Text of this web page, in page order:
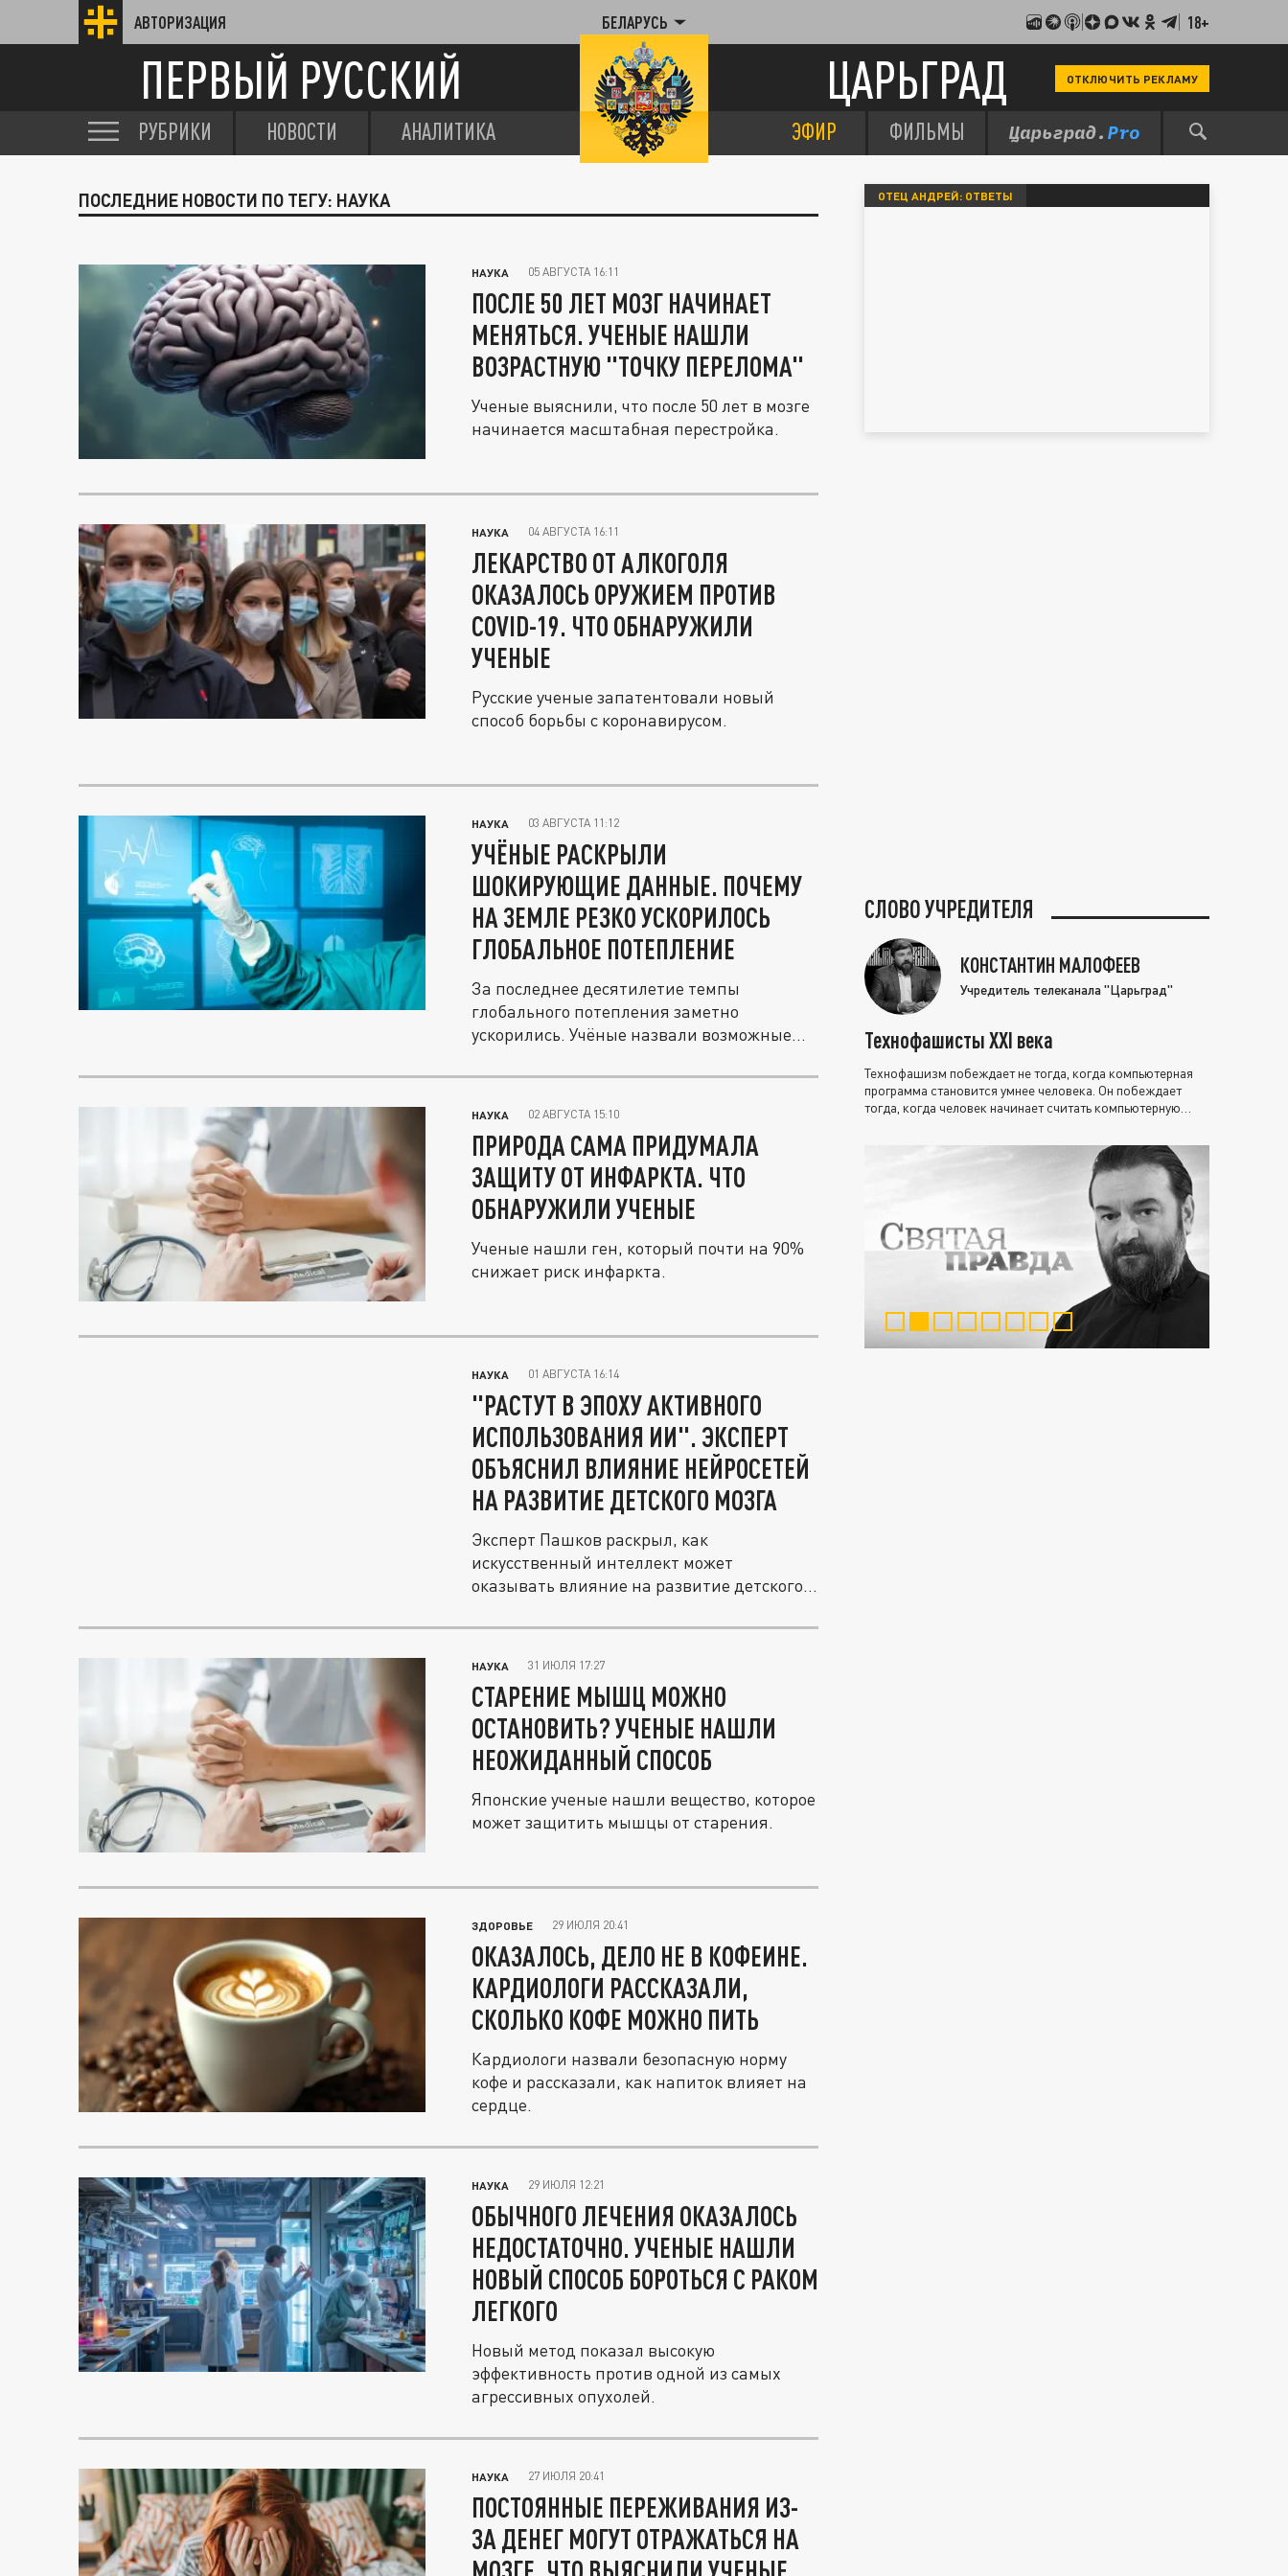
АВТОРИЗАЦИЯ БЕЛАРУСЬ 18+
ПЕРВЫЙ РУССКИЙ ЦАРЬГРАД ОТКЛЮЧИТЬ РЕКЛАМУ
РУБРИКИ НОВОСТИ АНАЛИТИКА ЭФИР ФИЛЬМЫ
ПОСЛЕДНИЕ НОВОСТИ ПО ТЕГУ: НАУКА
НАУКА 05 АВГУСТА 16:11
ПОСЛЕ 50 ЛЕТ МОЗГ НАЧИНАЕТ
МЕНЯТЬСЯ. УЧЕНЫЕ НАШЛИ
ВОЗРАСТНУЮ "ТОЧКУ ПЕРЕЛОМА"
Ученые выяснили, что после 50 лет в мозге
начинается масштабная перестройка.
НАУКА 04 АВГУСТА 16:11
ЛЕКАРСТВО ОТ АЛКОГОЛЯ
ОКАЗАЛОСЬ ОРУЖИЕМ ПРОТИВ
COVID-19. ЧТО ОБНАРУЖИЛИ
УЧЕНЫЕ
Русские ученые запатентовали новый
способ борьбы с коронавирусом.
НАУКА 03 АВГУСТА 11:12
УЧЁНЫЕ РАСКРЫЛИ
ШОКИРУЮЩИЕ ДАННЫЕ. ПОЧЕМУ
НА ЗЕМЛЕ РЕЗКО УСКОРИЛОСЬ
ГЛОБАЛЬНОЕ ПОТЕПЛЕНИЕ
За последнее десятилетие темпы
глобального потепления заметно
ускорились. Учёные назвали возможные
НАУКА 02 АВГУСТА 15:10
ПРИРОДА САМА ПРИДУМАЛА
ЗАЩИТУ ОТ ИНФАРКТА. ЧТО
ОБНАРУЖИЛИ УЧЕНЫЕ
Ученые нашли ген, который почти на 90%
снижает риск инфаркта.
НАУКА 01 АВГУСТА 16:14
"РАСТУТ В ЭПОХУ АКТИВНОГО
ИСПОЛЬЗОВАНИЯ ИИ". ЭКСПЕРТ
ОБЪЯСНИЛ ВЛИЯНИЕ НЕЙРОСЕТЕЙ
НА РАЗВИТИЕ ДЕТСКОГО МОЗГА
Эксперт Пашков раскрыл, как
искусственный интеллект может
оказывать влияние на развитие детского
НАУКА 31 ИЮЛЯ 17:27
СТАРЕНИЕ МЫШЦ МОЖНО
ОСТАНОВИТЬ? УЧЕНЫЕ НАШЛИ
НЕОЖИДАННЫЙ СПОСОБ
Японские ученые нашли вещество, которое
может защитить мышцы от старения.
ЗДОРОВЬЕ 29 ИЮЛЯ 20:41
ОКАЗАЛОСЬ, ДЕЛО НЕ В КОФЕИНЕ.
КАРДИОЛОГИ РАССКАЗАЛИ,
СКОЛЬКО КОФЕ МОЖНО ПИТЬ
Кардиологи назвали безопасную норму
кофе и рассказали, как напиток влияет на
сердце.
НАУКА 29 ИЮЛЯ 12:21
ОБЫЧНОГО ЛЕЧЕНИЯ ОКАЗАЛОСЬ
НЕДОСТАТОЧНО. УЧЕНЫЕ НАШЛИ
НОВЫЙ СПОСОБ БОРОТЬСЯ С РАКОМ
ЛЕГКОГО
Новый метод показал высокую
эффективность против одной из самых
агрессивных опухолей.
НАУКА 27 ИЮЛЯ 20:41
ПОСТОЯННЫЕ ПЕРЕЖИВАНИЯ ИЗ-
ЗА ДЕНЕГ МОГУТ ОТРАЖАТЬСЯ НА
ОТЕЦ АНДРЕЙ: ОТВЕТЫ
СЛОВО УЧРЕДИТЕЛЯ
КОНСТАНТИН МАЛОФЕЕВ
Учредитель телеканала "Царьград"
Технофашисты XXI века
Технофашизм побеждает не тогда, когда компьютерная
программа становится умнее человека. Он побеждает
тогда, когда человек начинает считать компьютерную